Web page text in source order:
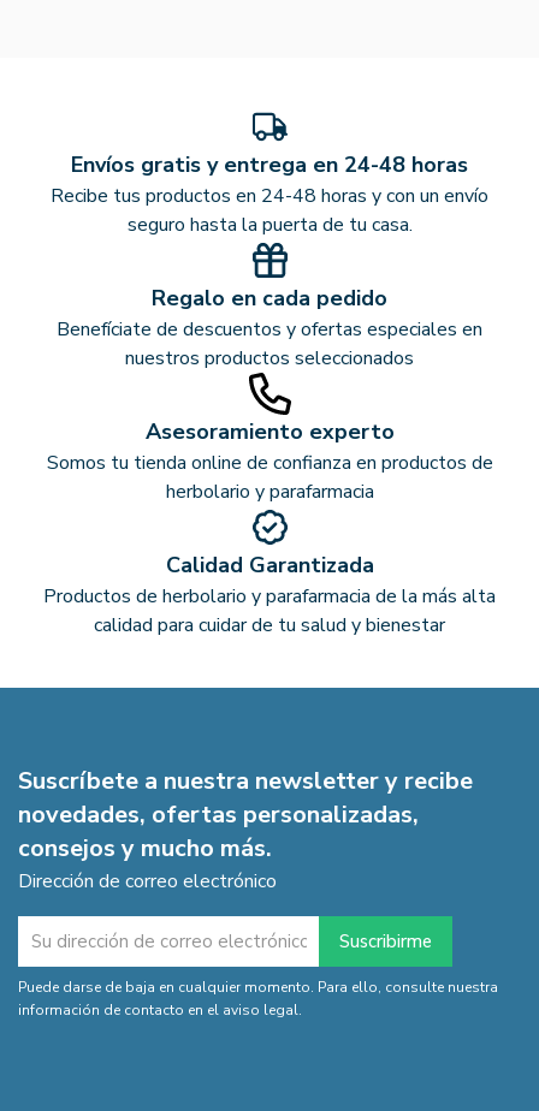
Envíos gratis y entrega en 24-48 horas
Recibe tus productos en 24-48 horas y con un envío
seguro hasta la puerta de tu casa.
Regalo en cada pedido
Benefíciate de descuentos y ofertas especiales en
nuestros productos seleccionados
Asesoramiento experto
Somos tu tienda online de confianza en productos de
herbolario y parafarmacia
Calidad Garantizada
Productos de herbolario y parafarmacia de la más alta
calidad para cuidar de tu salud y bienestar
Suscríbete a nuestra newsletter y recibe
novedades, ofertas personalizadas,
consejos y mucho más.
Dirección de correo electrónico
Puede darse de baja en cualquier momento. Para ello, consulte nuestra
información de contacto en el aviso legal.